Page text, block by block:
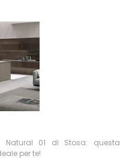
Natural 01 di Stosa: questa
per te!